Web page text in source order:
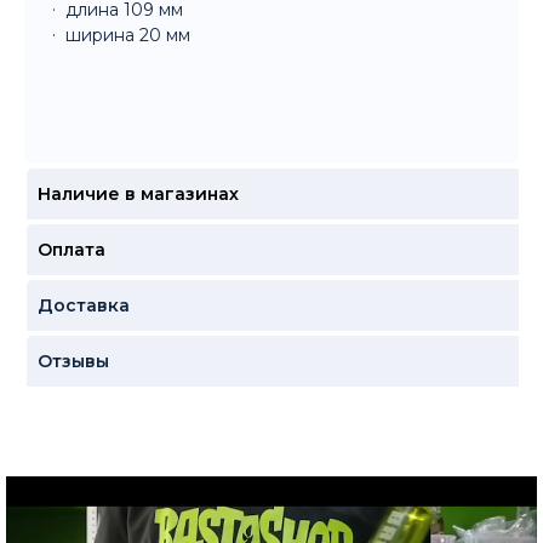
длина 109 мм
ширина 20 мм
Наличие в магазинах
Оплата
Доставка
Отзывы